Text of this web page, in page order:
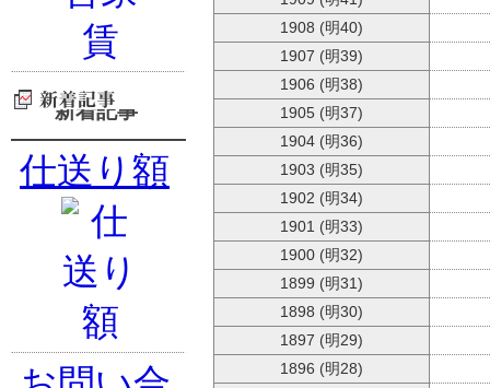
1908 (明40)
1907 (明39)
1906 (明38)
1905 (明37)
1904 (明36)
1903 (明35)
1902 (明34)
1901 (明33)
1900 (明32)
1899 (明31)
1898 (明30)
1897 (明29)
1896 (明28)
新着記事
仕送り額